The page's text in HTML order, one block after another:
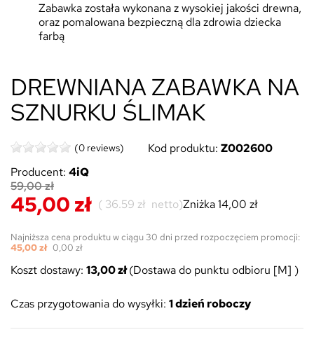
Zabawka została wykonana z wysokiej jakości drewna,
oraz pomalowana bezpieczną dla zdrowia dziecka
farbą
DREWNIANA ZABAWKA NA
SZNURKU ŚLIMAK
(0 reviews) Kod produktu: Z002600
Producent: 4iQ
59,00 zł
45,00 zł ( 36.59 zł netto)Zniżka 14,00 zł
Najniższa cena produktu w ciągu 30 dni przed rozpoczęciem promocji:
45,00 zł 0,00 zł
Koszt dostawy: 13,00 zł(Dostawa do punktu odbioru [M] )
Czas przygotowania do wysyłki: 1 dzień roboczy